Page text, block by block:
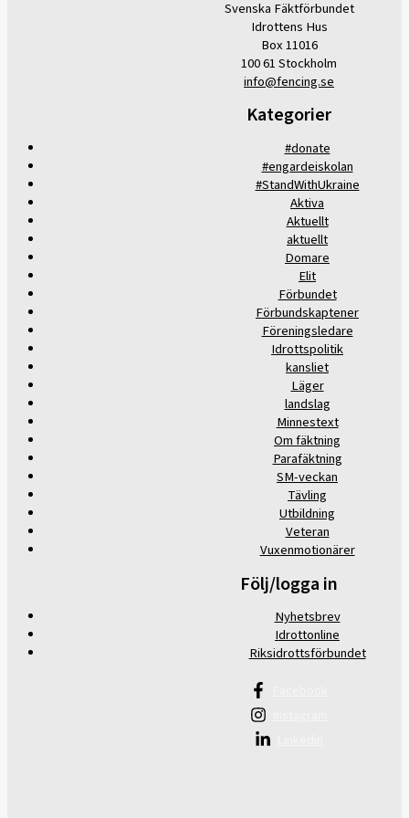
Svenska Fäktförbundet
Idrottens Hus
Box 11016
100 61 Stockholm
info@fencing.se
Kategorier
#donate
#engardeiskolan
#StandWithUkraine
Aktiva
Aktuellt
aktuellt
Domare
Elit
Förbundet
Förbundskaptener
Föreningsledare
Idrottspolitik
kansliet
Läger
landslag
Minnestext
Om fäktning
Parafäktning
SM-veckan
Tävling
Utbildning
Veteran
Vuxenmotionärer
Följ/logga in
Nyhetsbrev
Idrottonline
Riksidrottsförbundet